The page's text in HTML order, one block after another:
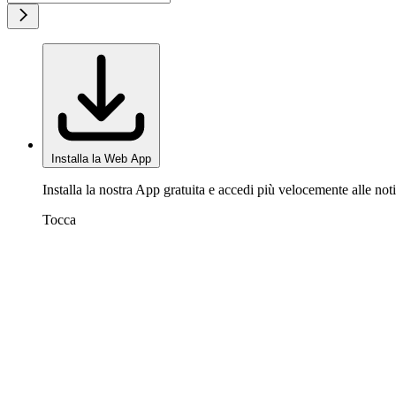
Installa la Web App
Installa la nostra App gratuita e accedi più velocemente alle
Tocca